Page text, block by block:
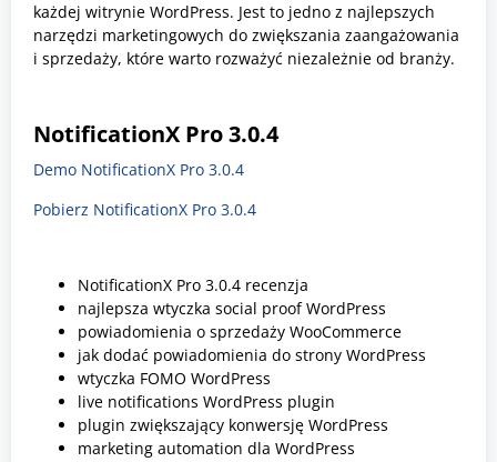
każdej witrynie WordPress. Jest to jedno z najlepszych
narzędzi marketingowych do zwiększania zaangażowania
i sprzedaży, które warto rozważyć niezależnie od branży.
NotificationX Pro 3.0.4
Demo NotificationX Pro 3.0.4
Pobierz NotificationX Pro 3.0.4
NotificationX Pro 3.0.4 recenzja
najlepsza wtyczka social proof WordPress
powiadomienia o sprzedaży WooCommerce
jak dodać powiadomienia do strony WordPress
wtyczka FOMO WordPress
live notifications WordPress plugin
plugin zwiększający konwersję WordPress
marketing automation dla WordPress